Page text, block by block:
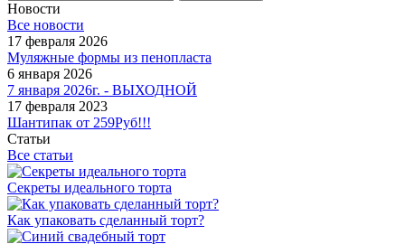
Новости
Все новости
17 февраля 2026
Муляжные формы из пенопласта
6 января 2026
7 января 2026г. - ВЫХОДНОЙ
17 февраля 2023
Шантипак от 259Руб!!!
Статьи
Все статьи
Секреты идеального торта
Как упаковать сделанный торт?